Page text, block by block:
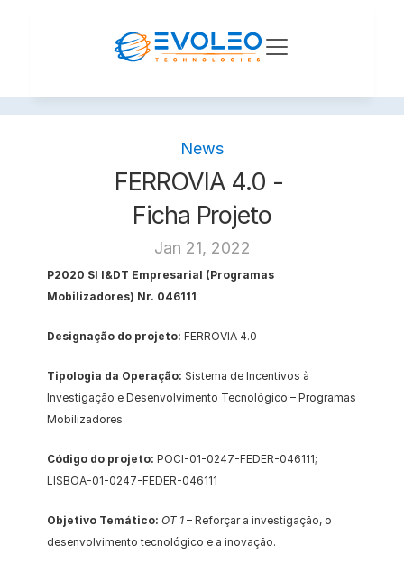
News
FERROVIA 4.0 -
Ficha Projeto
Jan 21, 2022
P2020 SI I&DT Empresarial (Programas
Mobilizadores) Nr. 046111
Designação do projeto: FERROVIA 4.0
Tipologia da Operação: Sistema de Incentivos à
Investigação e Desenvolvimento Tecnológico – Programas
Mobilizadores
Código do projeto: POCI-01-0247-FEDER-046111;
LISBOA-01-0247-FEDER-046111
Objetivo Temático: OT 1 – Reforçar a investigação, o
desenvolvimento tecnológico e a inovação.